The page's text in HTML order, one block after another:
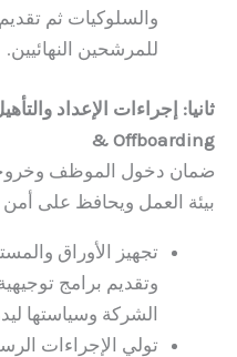
والسلوكيات ثم
للمرشحين النهائيين.
& Offboarding
ضمان دخول الموظف
بيئة العمل ويحافظ على أمن
تجهيز الأوراق
وتقديم برامج
الشركة وسياستها
تولي الإجراءات